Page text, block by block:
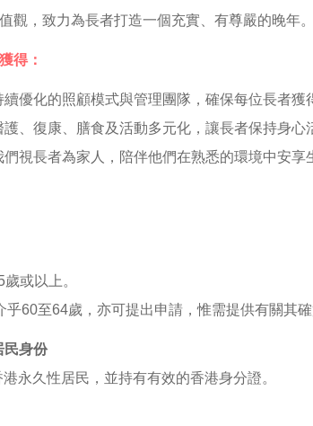
觀，致力為長者打造一個充實、有尊嚴的晚年。
得：
續優化的照顧模式與管理團隊，確保每位長者獲
護、復康、膳食及活動多元化，讓長者保持身心
們視長者為家人，陪伴他們在熟悉的環境中安享
或以上。
乎60至64歲，亦可提出申請，惟需提供有關其
民身份
永久性居民，並持有有效的香港身分證。